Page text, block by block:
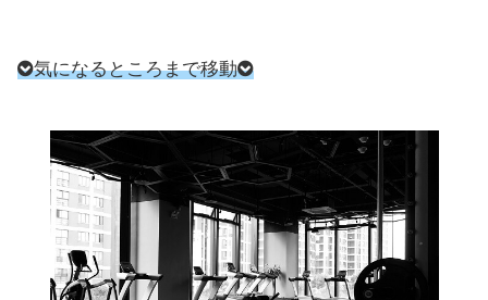
気になるところまで移動